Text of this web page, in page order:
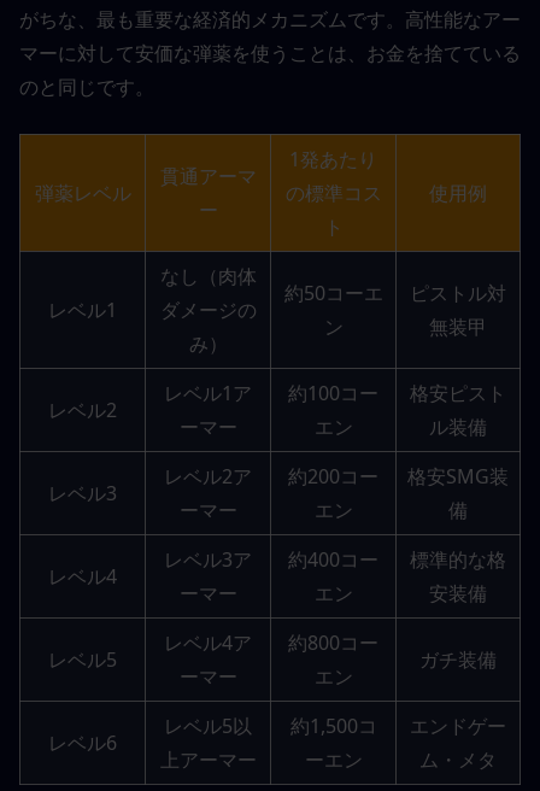
がちな、最も重要な経済的メカニズムです。高性能なアー
マーに対して安価な弾薬を使うことは、お金を捨てている
のと同じです。
弾薬レベル
貫通アーマ
ー
1発あたり
の標準コス
ト
使用例
レベル1
なし（肉体
ダメージの
み）
約50コーエ
ン
ピストル対
無装甲
レベル2
レベル1ア
ーマー
約100コー
エン
格安ピスト
ル装備
レベル3
レベル2ア
ーマー
約200コー
エン
格安SMG装
備
レベル4
レベル3ア
ーマー
約400コー
エン
標準的な格
安装備
レベル5
レベル4ア
ーマー
約800コー
エン
ガチ装備
レベル6
レベル5以
上アーマー
約1,500コ
ーエン
エンドゲー
ム・メタ